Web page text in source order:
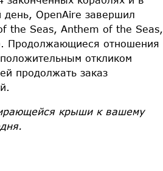
OpenAire завершил
the Seas, Anthem of the Seas,
Продолжающиеся отношения
откликом
продолжать заказ
крыши к вашему